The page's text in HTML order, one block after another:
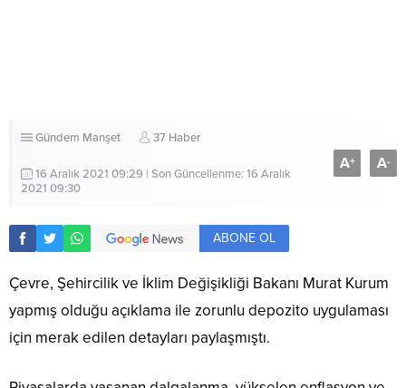
Gündem Manşet 37 Haber
16 Aralık 2021 09:29 | Son Güncellenme: 16 Aralık
2021 09:30
A+ A-
ABONE OL
Çevre, Şehircilik ve İklim Değişikliği Bakanı Murat Kurum
yapmış olduğu açıklama ile zorunlu depozito uygulaması
için merak edilen detayları paylaşmıştı.